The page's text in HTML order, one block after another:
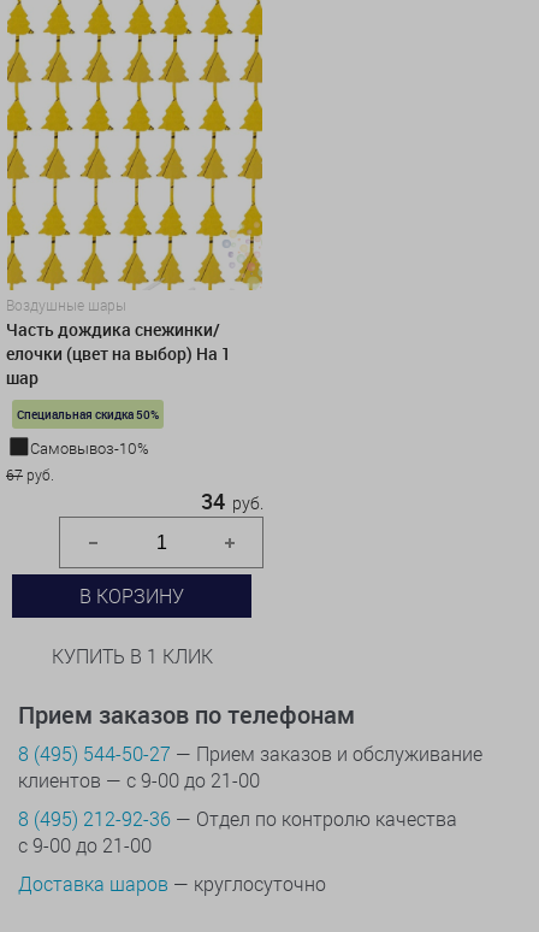
Воздушные шары
Часть дождика снежинки/
елочки (цвет на выбор) На 1
шар
Специальная скидка 50%
Самовывоз-10%
67 руб.
34 руб.
В КОРЗИНУ
КУПИТЬ В 1 КЛИК
Прием заказов по телефонам
8 (495) 544-50-27 — Прием заказов и обслуживание
клиентов — с 9-00 до 21-00
8 (495) 212-92-36 — Отдел по контролю качества
с 9-00 до 21-00
Доставка шаров — круглосуточно